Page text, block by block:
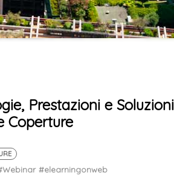
Prestazioni e Soluzioni
Coperture
#elearningonweb